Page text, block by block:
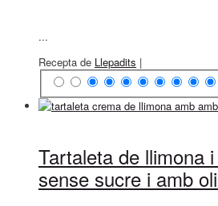
...
Recepta de Llepadits |
Tartaleta de llimona
sense sucre i amb